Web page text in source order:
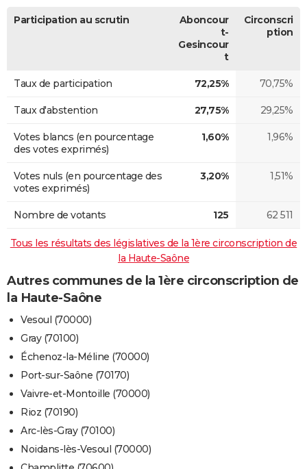
Participation au scrutin
Aboncour
t-
Gesincour
t
Circonscri
ption
Taux de participation 72,25% 70,75%
Taux d'abstention 27,75% 29,25%
Votes blancs (en pourcentage
des votes exprimés)
1,60% 1,96%
Votes nuls (en pourcentage des
votes exprimés)
3,20% 1,51%
Nombre de votants 125 62 511
Tous les résultats des législatives de la 1ère circonscription de
la Haute-Saône
Autres communes de la 1ère circonscription de
la Haute-Saône
Vesoul (70000)
Gray (70100)
Échenoz-la-Méline (70000)
Port-sur-Saône (70170)
Vaivre-et-Montoille (70000)
Rioz (70190)
Arc-lès-Gray (70100)
Noidans-lès-Vesoul (70000)